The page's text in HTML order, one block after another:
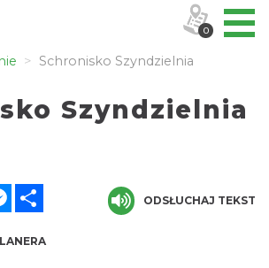
Schronisko Szyndzielnia
Szyndzielnia
Messenger
ODSŁUCHAJ TEKST
0